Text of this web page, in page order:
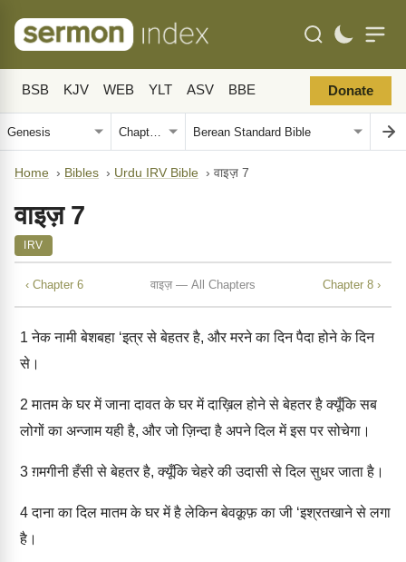
BSB KJV WEB YLT ASV BBE Donate
Home › Bibles › Urdu IRV Bible › वाइज़ 7
वाइज़ 7
IRV
‹ Chapter 6 वाइज़ — All Chapters Chapter 8 ›
1 नेक नामी बेशबहा ‘इत्र से बेहतर है, और मरने का दिन पैदा होने के दिन
से।
2 मातम के घर में जाना दावत के घर में दाख़िल होने से बेहतर है क्यूँकि सब
लोगों का अन्जाम यही है, और जो ज़िन्दा है अपने दिल में इस पर सोचेगा।
3ग़मगीनी हँसी से बेहतर है, क्यूँकि चेहरे की उदासी से दिल सुधर जाता है।
4दाना का दिल मातम के घर में है लेकिन बेवक़ूफ़ का जी ‘इश्रतखाने से लगा
है।